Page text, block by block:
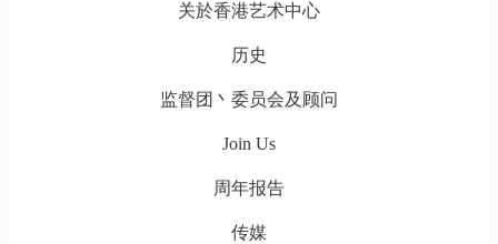
关於香港艺术中心
历史
监督团丶委员会及顾问
Join Us
周年报告
传媒